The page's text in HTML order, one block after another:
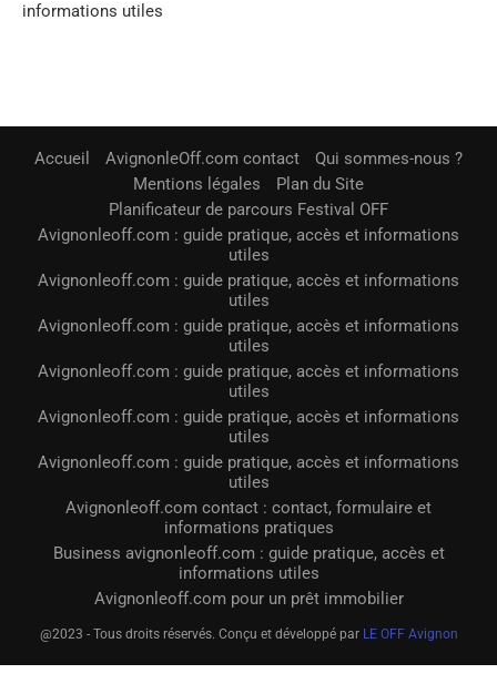
informations utiles
Accueil AvignonleOff.com contact
Qui sommes-nous ?
Mentions légales
Plan du Site
Planificateur de parcours Festival OFF
Avignonleoff.com : guide pratique, accès et informations
utiles
Avignonleoff.com : guide pratique, accès et informations
utiles
Avignonleoff.com : guide pratique, accès et informations
utiles
Avignonleoff.com : guide pratique, accès et informations
utiles
Avignonleoff.com : guide pratique, accès et informations
utiles
Avignonleoff.com : guide pratique, accès et informations
utiles
Avignonleoff.com contact : contact, formulaire et
informations pratiques
Business avignonleoff.com : guide pratique, accès et
informations utiles
Avignonleoff.com pour un prêt immobilier
@2023 - Tous droits réservés. Conçu et développé par LE OFF Avignon